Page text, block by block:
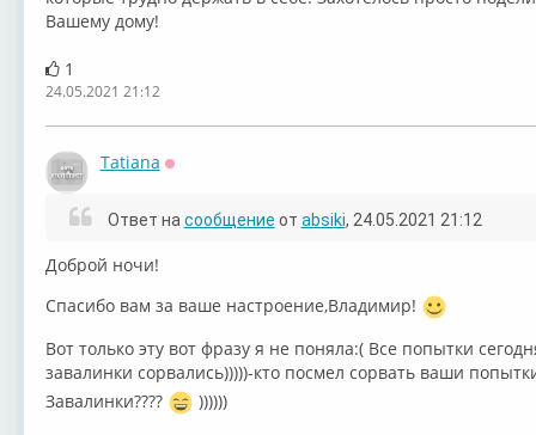
Вашему дому!
1
24.05.2021 21:12
Tatiana
Ответ на сообщение от absiki, 24.05.2021 21:12
Доброй ночи!
Спасибо вам за ваше настроение,Владимир!
Вот только эту вот фразу я не поняла:(⁣ Все попытки
завалинки сорвались)))))-кто посмел сорвать ваши
Завалинки????
))))))